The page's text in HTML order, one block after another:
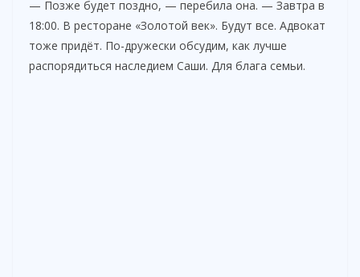
— Позже будет поздно, — перебила она. — Завтра в
18:00. В ресторане «Золотой век». Будут все. Адвокат
тоже придёт. По-дружески обсудим, как лучше
распорядиться наследием Саши. Для блага семьи.